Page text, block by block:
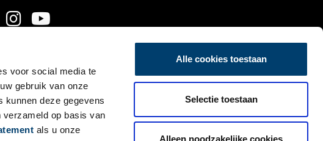
voor social media te
gebruik van onze
kunnen deze gegevens
verzameld op basis van
als u onze
Alle cookies toestaan
Selectie toestaan
Alleen noodzakelijke cookies